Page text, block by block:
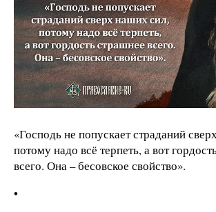
«Господь не попускает страданий
потому надо всё терпеть, а вот
всего. Она – бесовское свойство».
•